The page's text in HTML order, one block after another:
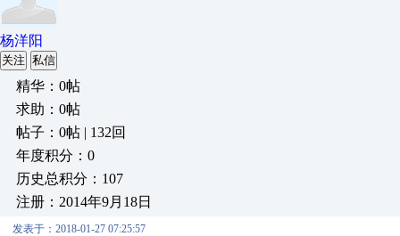
杨洋阳
关注 私信
精华：0帖
求助：0帖
帖子：0帖 | 132回
年度积分：0
历史总积分：107
注册：2014年9月18日
发表于：2018-01-27 07:25:57